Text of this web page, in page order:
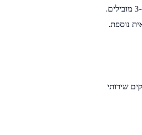
עם משאית בינונית ו-2-3 מובילים. לדירה גדולה של 4-5 חדרים - משאית גדולה עם 3-4 מובילים.
נוספת.
שירותי